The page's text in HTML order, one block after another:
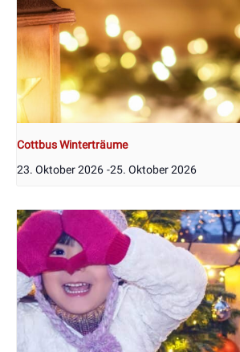
Cottbus Winterträume
23. Oktober 2026 -25. Oktober 2026